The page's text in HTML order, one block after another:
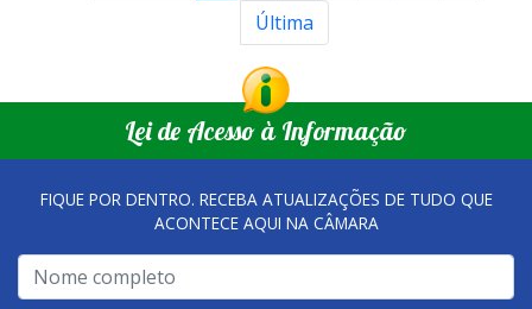
Última
Lei de Acesso à Informação
FIQUE POR DENTRO. RECEBA ATUALIZAÇÕES DE TUDO QUE
ACONTECE AQUI NA CÂMARA